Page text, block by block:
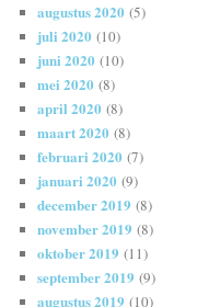
augustus 2020 (5)
juli 2020 (10)
juni 2020 (10)
mei 2020 (8)
april 2020 (8)
maart 2020 (8)
februari 2020 (7)
januari 2020 (9)
december 2019 (8)
november 2019 (8)
oktober 2019 (11)
september 2019 (9)
augustus 2019 (10)